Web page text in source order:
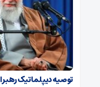
توصیه دیپلماتیک